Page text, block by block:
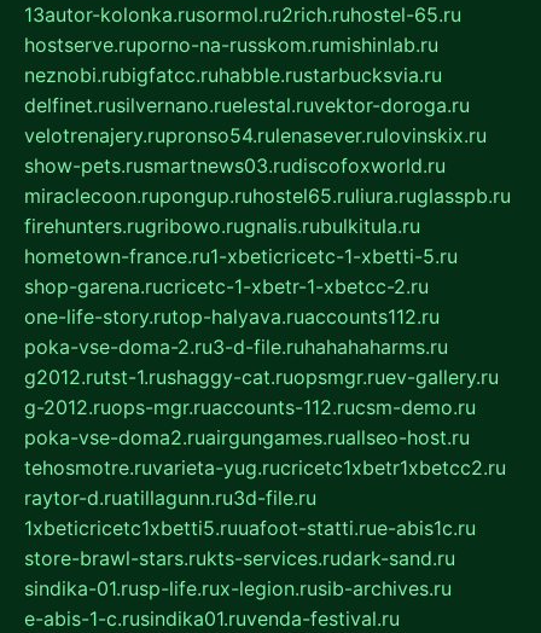
13autor-kolonka.rusormol.ru2rich.ruhostel-65.ru
hostserve.ruporno-na-russkom.rumishinlab.ru
neznobi.rubigfatcc.ruhabble.rustarbucksvia.ru
delfinet.rusilvernano.ruelestal.ruvektor-doroga.ru
velotrenajery.rupronso54.rulenasever.rulovinskix.ru
show-pets.rusmartnews03.rudiscofoxworld.ru
miraclecoon.rupongup.ruhostel65.ruliura.ruglasspb.ru
firehunters.rugribowo.rugnalis.rubulkitula.ru
hometown-france.ru1-xbeticricetc-1-xbetti-5.ru
shop-garena.rucricetc-1-xbetr-1-xbetcc-2.ru
one-life-story.rutop-halyava.ruaccounts112.ru
poka-vse-doma-2.ru3-d-file.ruhahahaharms.ru
g2012.rutst-1.rushaggy-cat.ruopsmgr.ruev-gallery.ru
g-2012.ruops-mgr.ruaccounts-112.rucsm-demo.ru
poka-vse-doma2.ruairgungames.ruallseo-host.ru
tehosmotre.ruvarieta-yug.rucricetc1xbetr1xbetcc2.ru
raytor-d.ruatillagunn.ru3d-file.ru
1xbeticricetc1xbetti5.ruuafoot-statti.rue-abis1c.ru
store-brawl-stars.rukts-services.rudark-sand.ru
sindika-01.rusp-life.rux-legion.rusib-archives.ru
e-abis-1-c.rusindika01.ruvenda-festival.ru